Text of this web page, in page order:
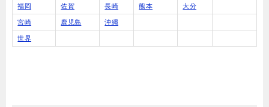
福岡 佐賀 長崎 熊本 大分
宮崎 鹿児島 沖縄
世界